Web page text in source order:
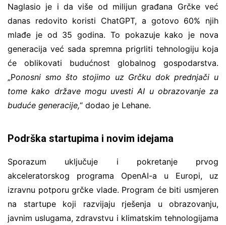
Naglasio je i da više od milijun građana Grčke već
danas redovito koristi ChatGPT, a gotovo 60% njih
mlađe je od 35 godina. To pokazuje kako je nova
generacija već sada spremna prigrliti tehnologiju koja
će oblikovati budućnost globalnog gospodarstva.
„Ponosni smo što stojimo uz Grčku dok prednjači u
tome kako države mogu uvesti AI u obrazovanje za
buduće generacije,“ dodao je Lehane.
Podrška startupima i novim idejama
Sporazum uključuje i pokretanje prvog
akceleratorskog programa OpenAI-a u Europi, uz
izravnu potporu grčke vlade. Program će biti usmjeren
na startupe koji razvijaju rješenja u obrazovanju,
javnim uslugama, zdravstvu i klimatskim tehnologijama